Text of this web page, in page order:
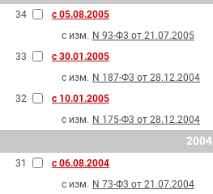
34
с 05.08.2005
с изм. N 93-Ф3 от 21.07.2005
33
с 30.01.2005
с изм. N 187-Ф3 от 28.12.2004
32
с 10.01.2005
с изм. N 175-Ф3 от 28.12.2004
2004
31
с 06.08.2004
с изм. N 73-Ф3 от 21.07.2004